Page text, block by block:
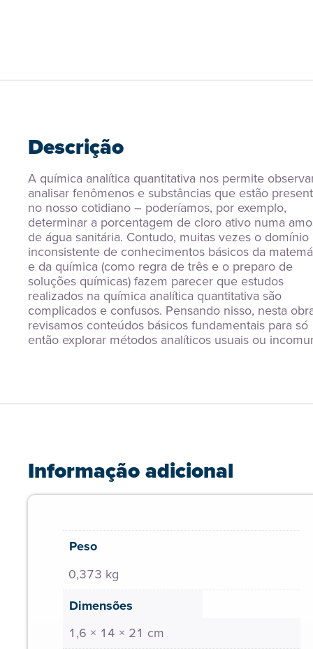
Descrição
A química analítica quantitativa nos permite
analisar fenômenos e substâncias que estão
no nosso cotidiano – poderíamos, por exemplo,
determinar a porcentagem de cloro ativo numa
de água sanitária. Contudo, muitas vezes o domínio
inconsistente de conhecimentos básicos da
e da química (como regra de três e o preparo de
soluções químicas) fazem parecer que estudos
realizados na química analítica quantitativa são
complicados e confusos. Pensando nisso, nesta
revisamos conteúdos básicos fundamentais para só
então explorar métodos analíticos usuais ou
Informação adicional
Peso
0,373 kg
Dimensões
1,6 × 14 × 21 cm